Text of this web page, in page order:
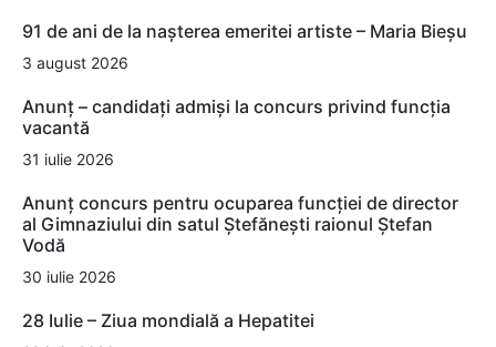
91 de ani de la nașterea emeritei artiste – Maria Bieșu
3 august 2026
Anunț – candidați admiși la concurs privind funcția
vacantă
31 iulie 2026
Anunț concurs pentru ocuparea funcției de director
al Gimnaziului din satul Ștefănești raionul Ștefan
Vodă
30 iulie 2026
28 Iulie – Ziua mondială a Hepatitei